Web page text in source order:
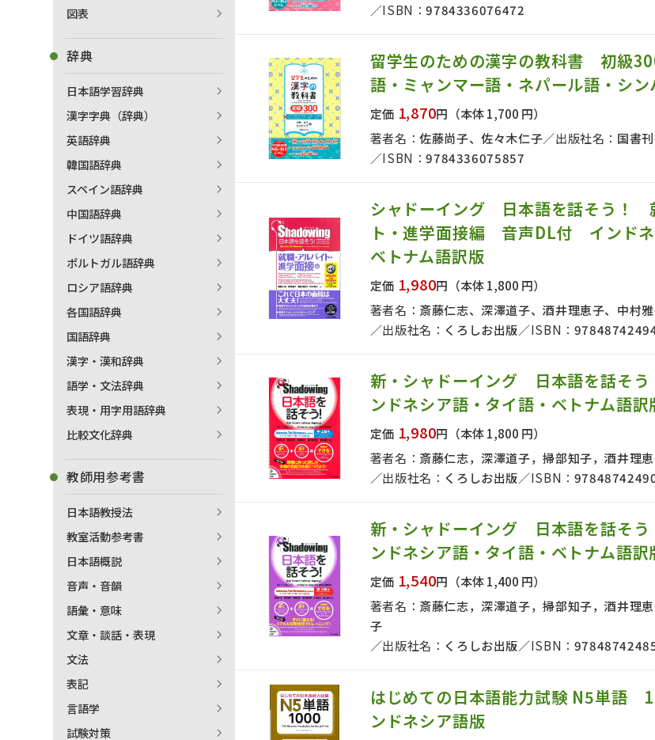
ISBN：9784336076472
留学生のための漢字の教科書 初級
語・ミャンマー語・ネパール語・シン
定価 1,870円 （本体 1,700 円）
著者名：佐藤尚子、佐々木仁子 出版社名： 国書
ISBN：9784336075857
シャドーイング 日本語を話そう！
ト・進学面接編 音声DL付 インドネ
ベトナム語訳版
定価 1,980円 （本体 1,800 円）
著者名： 斎藤仁志、深澤道子、酒井理恵子、中村
出版社名： くろしお出版 ISBN：
新・シャドーイング 日本語を話そ
ンドネシア語・タイ語・ベトナム語訳
定価 1,980円 （本体 1,800 円）
著者名： 斎藤仁志，深澤道子，掃部知子，酒井理
出版社名： くろしお出版 ISBN：
新・シャドーイング 日本語を話そ
ンドネシア語・タイ語・ベトナム語訳
定価 1,540円 （本体 1,400 円）
著者名： 斎藤仁志，深澤道子，掃部知子，酒井理
子
出版社名： くろしお出版 ISBN：
はじめての日本語能力試験 N5単語
ンドネシア語版
図表
辞典
日本語学習辞典
漢字字典（辞典）
英語辞典
韓国語辞典
スペイン語辞典
中国語辞典
ドイツ語辞典
ポルトガル語辞典
ロシア語辞典
各国語辞典
国語辞典
漢字・漢和辞典
語学・文法辞典
表現・用字用語辞典
比較文化辞典
教師用参考書
日本語教授法
教室活動参考書
日本語概説
音声・音韻
語彙・意味
文章・談話・表現
文法
表記
言語学
試験対策